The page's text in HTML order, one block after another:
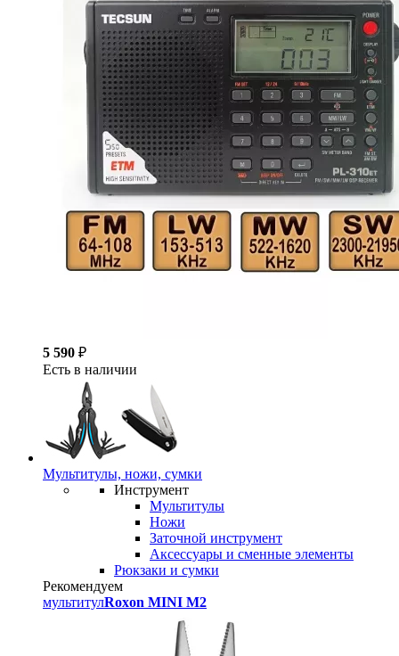
5 590 ₽
Есть в наличии
Мультитулы, ножи, сумки
Инструмент
Мультитулы
Ножи
Заточной инструмент
Аксессуары и сменные элементы
Рюкзаки и сумки
Рекомендуем
мультитулRoxon MINI M2